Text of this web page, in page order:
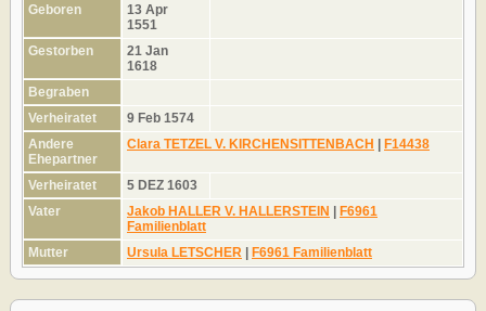
Geboren
13 Apr
1551
Gestorben
21 Jan
1618
Begraben
Verheiratet
9 Feb 1574
Andere
Ehepartner
Clara TETZEL V. KIRCHENSITTENBACH | F14438
Verheiratet
5 DEZ 1603
Vater
Jakob HALLER V. HALLERSTEIN | F6961
Familienblatt
Mutter
Ursula LETSCHER | F6961 Familienblatt